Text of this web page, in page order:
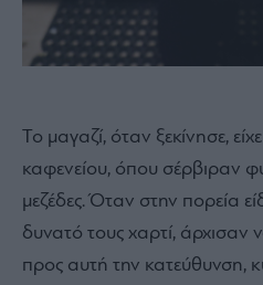
Το μαγαζί, όταν ξεκίνησε,
καφενείου, όπου σέρβιραν
μεζέδες. Όταν στην πορεία
δυνατό τους χαρτί, άρχισαν
προς αυτή την κατεύθυνση,